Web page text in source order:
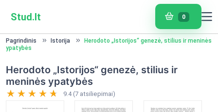
Stud.lt 0
Pagrindinis Istorija
Herodoto „Istorijos“ genezė, stilius ir meninės
ypatybės
Herodoto „Istorijos“ genezė, stilius ir
meninės ypatybės
9.4 (7 atsiliepimai)